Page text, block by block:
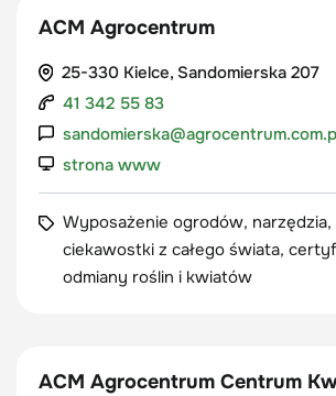
ACM Agrocentrum
25-330 Kielce, Sandomierska 207
41 342 55 83
strona www
Wyposażenie ogrodów,
ciekawostki z całego świata,
odmiany roślin i kwiatów
ACM Agrocentrum Centrum